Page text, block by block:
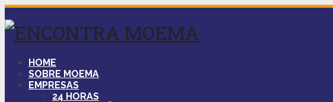
HOME
SOBRE MOEMA
EMPRESAS
24 HORAS